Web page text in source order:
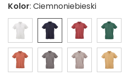
Kolor: Ciemnoniebieski